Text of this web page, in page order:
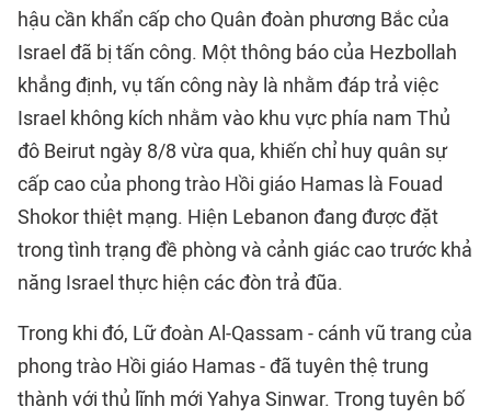
hậu cần khẩn cấp cho Quân đoàn phương Bắc của
Israel đã bị tấn công. Một thông báo của Hezbollah
khẳng định, vụ tấn công này là nhằm đáp trả việc
Israel không kích nhằm vào khu vực phía nam Thủ
đô Beirut ngày 8/8 vừa qua, khiến chỉ huy quân sự
cấp cao của phong trào Hồi giáo Hamas là Fouad
Shokor thiệt mạng. Hiện Lebanon đang được đặt
trong tình trạng đề phòng và cảnh giác cao trước khả
năng Israel thực hiện các đòn trả đũa.
Trong khi đó, Lữ đoàn Al-Qassam - cánh vũ trang của
phong trào Hồi giáo Hamas - đã tuyên thệ trung
thành với thủ lĩnh mới Yahya Sinwar. Trong tuyên bố